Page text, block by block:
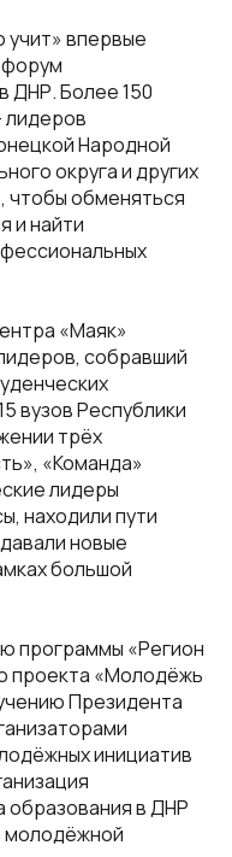
учит» впервые
ДНР. Более 150
лидеров
Народной
округа и других
чтобы обменяться
и найти
«Маяк»
собравший
вузов Республики
трёх
«Команда»
лидеры
находили пути
новые
большой
программы «Регион
проекта «Молодёжь
Президента
инициатив
в ДНР
молодёжной